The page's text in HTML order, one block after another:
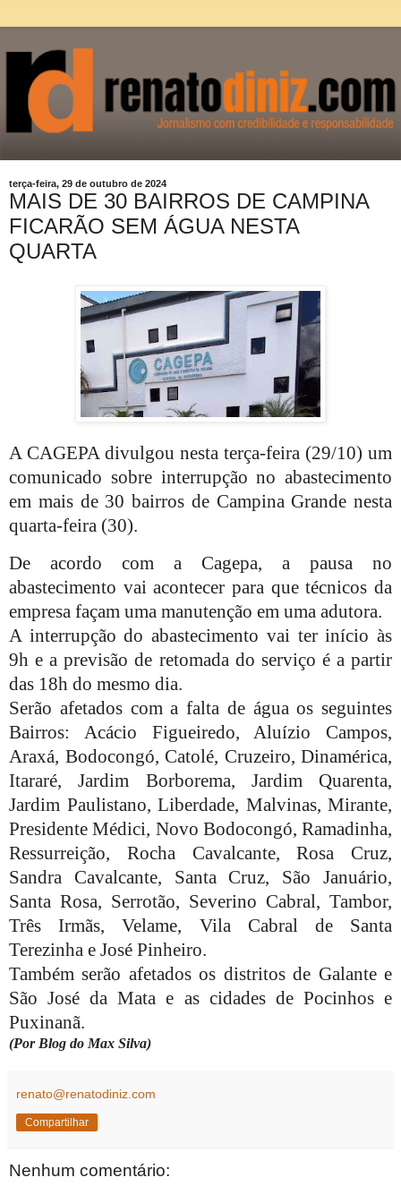
terça-feira, 29 de outubro de 2024
MAIS DE 30 BAIRROS DE CAMPINA
FICARÃO SEM ÁGUA NESTA
QUARTA
A CAGEPA divulgou nesta terça-feira (29/10) um
comunicado sobre interrupção no abastecimento
em mais de 30 bairros de Campina Grande nesta
quarta-feira (30).
De acordo com a Cagepa, a pausa no
abastecimento vai acontecer para que técnicos da
empresa façam uma manutenção em uma adutora.
A interrupção do abastecimento vai ter início às
9h e a previsão de retomada do serviço é a partir
das 18h do mesmo dia.
Serão afetados com a falta de água os seguintes
Bairros: Acácio Figueiredo, Aluízio Campos,
Araxá, Bodocongó, Catolé, Cruzeiro, Dinamérica,
Itararé, Jardim Borborema, Jardim Quarenta,
Jardim Paulistano, Liberdade, Malvinas, Mirante,
Presidente Médici, Novo Bodocongó, Ramadinha,
Ressurreição, Rocha Cavalcante, Rosa Cruz,
Sandra Cavalcante, Santa Cruz, São Januário,
Santa Rosa, Serrotão, Severino Cabral, Tambor,
Três Irmãs, Velame, Vila Cabral de Santa
Terezinha e José Pinheiro.
Também serão afetados os distritos de Galante e
São José da Mata e as cidades de Pocinhos e
Puxinanã.
(Por Blog do Max Silva)
renato@renatodiniz.com
Compartilhar
Nenhum comentário: